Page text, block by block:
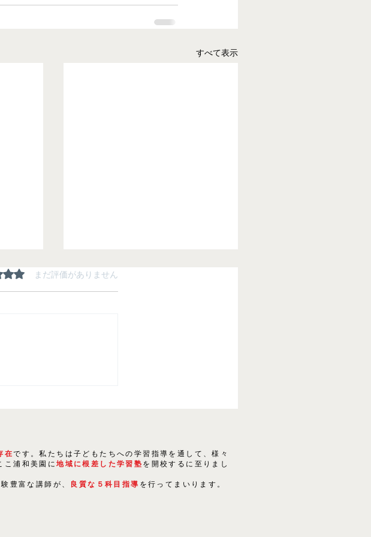
すべて表示
うち0と評価されています。
まだ評価がありません
在です。私たちは子どもたちへの学習指導を通して、様々
こ浦和美園に地域に根差した学習塾 を開校するに至りまし
豊富な講師が、 良質な５科目指導 を行ってまいります。